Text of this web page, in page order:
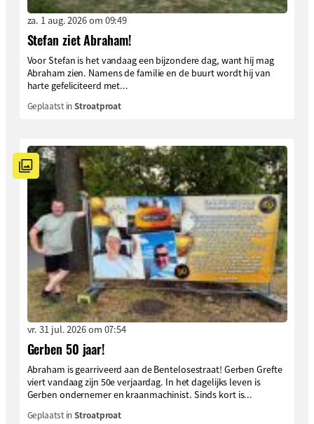
za. 1 aug. 2026 om 09:49
Stefan ziet Abraham!
Voor Stefan is het vandaag een bijzondere dag, want hij mag
Abraham zien. Namens de familie en de buurt wordt hij van
harte gefeliciteerd met...
Geplaatst inStroatproat
vr. 31 jul. 2026 om 07:54
Gerben 50 jaar!
Abraham is gearriveerd aan de Bentelosestraat! Gerben Grefte
viert vandaag zijn 50e verjaardag. In het dagelijks leven is
Gerben ondernemer en kraanmachinist. Sinds kort is...
Geplaatst inStroatproat